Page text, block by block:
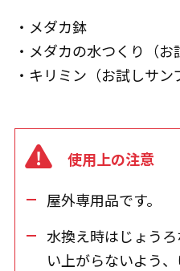
・メダカ鉢
・メダカの水つくり（お
・キリミン（お試しサン
使用上の注意
屋外専用品です。
水換え時はじょう
い上がらないよう